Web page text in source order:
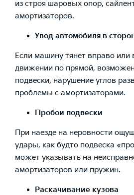
из строя шаровых опор,
амортизаторов.
Увод автомобиля в
Если машину тянет вправо или
движении по прямой,
подвески, нарушение углов
проблемы с амортизаторами.
Пробои подвески
При наезде на неровности
удары, как будто подвеска
может указывать на
амортизаторов или пружин.
Раскачивание кузова